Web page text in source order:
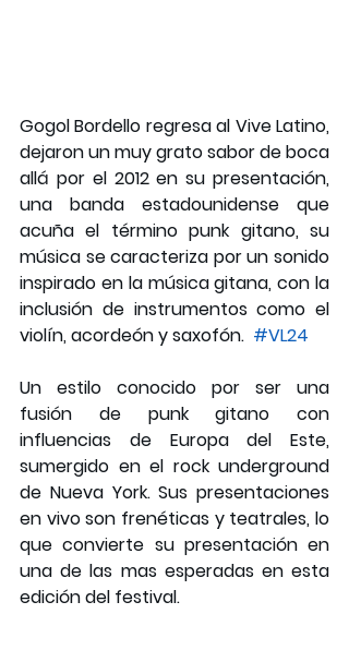
Gogol Bordello regresa al Vive Latino,
dejaron un muy grato sabor de boca
allá por el 2012 en su presentación,
una banda estadounidense que
acuña el término punk gitano, su
música se caracteriza por un sonido
inspirado en la música gitana, con la
inclusión de instrumentos como el
violín, acordeón y saxofón. #VL24
Un estilo conocido por ser una
fusión de punk gitano con
influencias de Europa del Este,
sumergido en el rock underground
de Nueva York. Sus presentaciones
en vivo son frenéticas y teatrales, lo
que convierte su presentación en
una de las mas esperadas en esta
edición del festival.